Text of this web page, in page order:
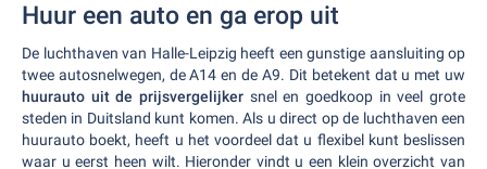
Huur een auto en ga erop uit
De luchthaven van Halle-Leipzig heeft een gunstige aansluiting op
twee autosnelwegen, de A14 en de A9. Dit betekent dat u met uw
huurauto uit de prijsvergelijker snel en goedkoop in veel grote
steden in Duitsland kunt komen. Als u direct op de luchthaven een
huurauto boekt, heeft u het voordeel dat u flexibel kunt beslissen
waar u eerst heen wilt. Hieronder vindt u een klein overzicht van